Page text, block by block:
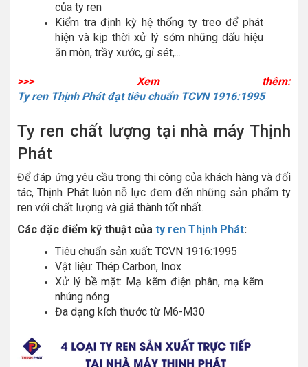
của ty ren
Kiểm tra định kỳ hệ thống ty treo để phát
hiện và kịp thời xử lý sớm những dấu hiệu
ăn mòn, trầy xước, gỉ sét,...
>>> Xem thêm:
Ty ren Thịnh Phát đạt tiêu chuẩn TCVN 1916:1995
Ty ren chất lượng tại nhà máy Thịnh
Phát
Để đáp ứng yêu cầu trong thi công của khách hàng và đối
tác, Thịnh Phát luôn nỗ lực đem đến những sản phẩm ty
ren với chất lượng và giá thành tốt nhất.
Các đặc điểm kỹ thuật của ty ren Thịnh Phát:
Tiêu chuẩn sản xuất: TCVN 1916:1995
Vật liệu: Thép Carbon, Inox
Xử lý bề mặt: Mạ kẽm điện phân, mạ kẽm
nhúng nóng
Đa dạng kích thước từ M6-M30